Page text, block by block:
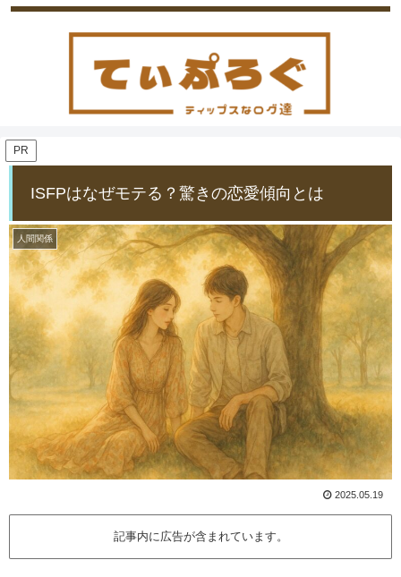
PR
ISFPはなぜモテる？驚きの恋愛傾向とは
人間関係
2025.05.19
記事内に広告が含まれています。